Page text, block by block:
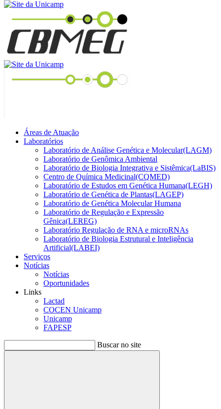
Áreas de Atuação
Laboratórios
Laboratório de Análise Genética e Molecular(LAGM)
Laboratório de Genômica Ambiental
Laboratório de Biologia Integrativa e Sistêmica(LaBIS)
Centro de Química Medicinal(CQMED)
Laboratório de Estudos em Genética Humana(LEGH)
Laboratório de Genética de Plantas(LAGEP)
Laboratório de Genética Molecular Humana
Laboratório de Regulação e Expressão
Gênica(LEREG)
Laboratório Regulação de RNA e microRNAs
Laboratório de Biologia Estrutural e Inteligência
Artificial(LABEI)
Serviços
Notícias
Notícias
Oportunidades
Links
Lactad
COCEN Unicamp
Unicamp
FAPESP
Buscar no site